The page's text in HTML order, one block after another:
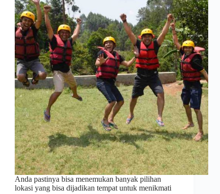
Anda pastinya bisa menemukan banyak pilihan
lokasi yang bisa dijadikan tempat untuk menikmati